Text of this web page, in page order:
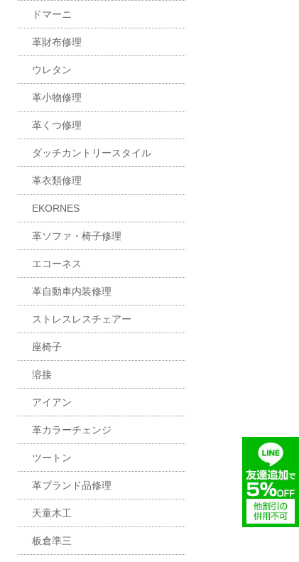
ドマーニ
革財布修理
ウレタン
革小物修理
革くつ修理
ダッチカントリースタイル
革衣類修理
EKORNES
革ソファ・椅子修理
エコーネス
革自動車内装修理
ストレスレスチェアー
座椅子
溶接
アイアン
革カラーチェンジ
ツートン
革ブランド品修理
天童木工
板倉準三